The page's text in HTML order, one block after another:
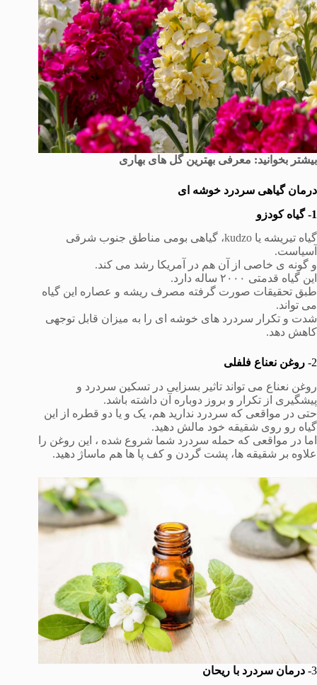
بیشتر بخوانید: معرفی بهترین گل های بهاری
درمان گیاهی سردرد خوشه ای
1- گیاه کودزو
گیاه تیریشه یا kudzo، گیاهی بومی مناطق جنوب شرقی
آسیاست.
و گونه ی خاصی از آن هم در آمریکا رشد می کند.
این گیاه قدمتی ۲۰۰۰ ساله دارد.
طبق تحقیقات صورت گرفته مصرف ریشه و عصاره این گیاه
می تواند.
شدت و تکرار سردرد های خوشه ای را به میزان قابل توجهی
کاهش دهد.
2- روغن نعناع فلفلی
روغن نعناع می تواند تاثیر بسزایی در تسکین سردرد و
پیشگیری از تکرار و بروز دوباره آن داشته باشد.
حتی در مواقعی که سردرد ندارید هم، یک و یا دو قطره از این
گیاه رو روی شقیقه خود مالش دهید.
اما در مواقعی که حمله سردرد شما شروع شده ، این روغن را
علاوه بر شقیقه ها، پشت گردن و کف پا ها هم ماساژ دهید.
3- درمان سردرد با ریحان